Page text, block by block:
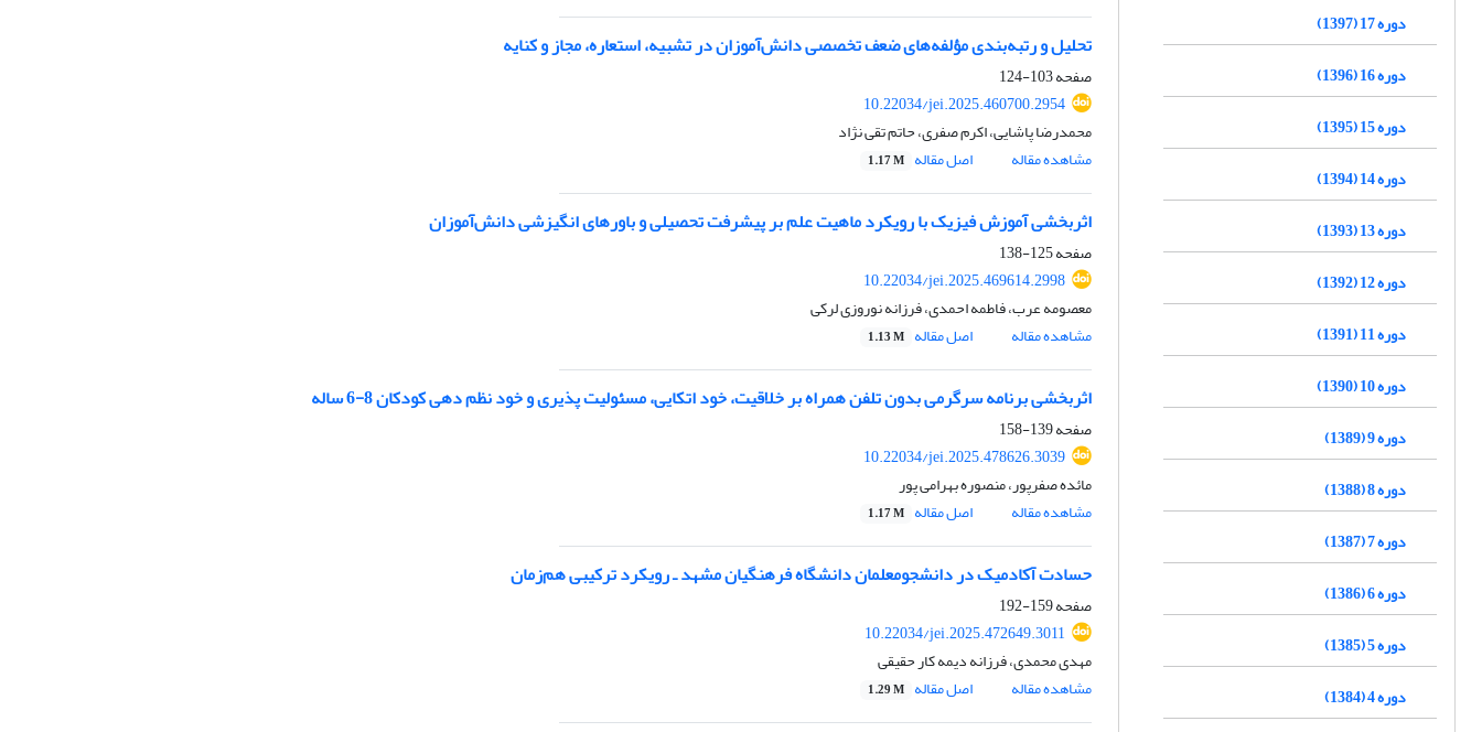
تحلیل و رتبه‌بندی مؤلفه‌های ضعف تخصصی دانش‌آموزان در تشبیه، استعاره، مجاز و کنایه
صفحه103-124
10.22034/jei.2025.460700.2954
محمدرضا پاشایی، اکرم صفری، حاتم تقی نژاد
مشاهده مقاله
اصل مقاله 1.17 M
اثربخشی آموزش فیزیک با رویکرد ماهیت علم بر پیشرفت تحصیلی و باورهای انگیزشی دانش‌آموزان
صفحه125-138
10.22034/jei.2025.469614.2998
معصومه عرب، فاطمه احمدی، فرزانه نوروزی لرکی
مشاهده مقاله
اصل مقاله 1.13 M
اثربخشی برنامه سرگرمی بدون تلفن همراه بر خلاقیت، خود اتکایی، مسئولیت پذیری و خود نظم دهی کودکان 8-6 ساله
صفحه139-158
10.22034/jei.2025.478626.3039
مائده صفرپور، منصوره بهرامی پور
مشاهده مقاله
اصل مقاله 1.17 M
حسادت آکادمیک در دانشجومعلمان دانشگاه فرهنگیان مشهد ـ رویکرد ترکیبی هم‌زمان
صفحه159-192
10.22034/jei.2025.472649.3011
مهدی محمدی، فرزانه دیمه کار حقیقی
مشاهده مقاله
اصل مقاله 1.29 M
دوره 17 (1397)
دوره 16 (1396)
دوره 15 (1395)
دوره 14 (1394)
دوره 13 (1393)
دوره 12 (1392)
دوره 11 (1391)
دوره 10 (1390)
دوره 9 (1389)
دوره 8 (1388)
دوره 7 (1387)
دوره 6 (1386)
دوره 5 (1385)
دوره 4 (1384)